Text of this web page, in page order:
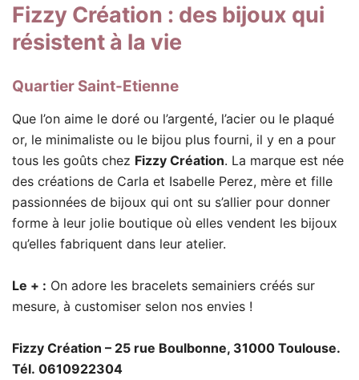
Fizzy Création : des bijoux qui
résistent à la vie
Quartier Saint-Etienne
Que l’on aime le doré ou l’argenté, l’acier ou le plaqué
or, le minimaliste ou le bijou plus fourni, il y en a pour
tous les goûts chez Fizzy Création. La marque est née
des créations de Carla et Isabelle Perez, mère et fille
passionnées de bijoux qui ont su s’allier pour donner
forme à leur jolie boutique où elles vendent les bijoux
qu’elles fabriquent dans leur atelier.
Le + : On adore les bracelets semainiers créés sur
mesure, à customiser selon nos envies !
Fizzy Création – 25 rue Boulbonne, 31000 Toulouse.
Tél. 0610922304